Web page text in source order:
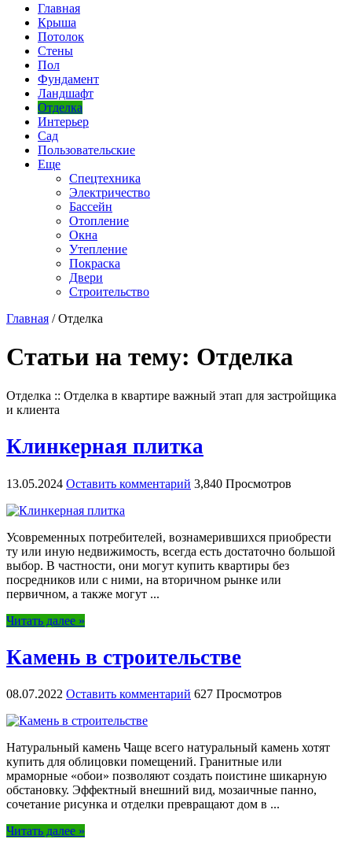
Главная
Крыша
Потолок
Стены
Пол
Фундамент
Ландшафт
Отделка
Интерьер
Сад
Пользовательские
Еще
Спецтехника
Электричество
Бассейн
Отопление
Окна
Утепление
Покраска
Двери
Строительство
Главная / Отделка
Статьи на тему: Отделка
Отделка :: Отделка в квартире важный этап для застройщика
и клиента
Клинкерная плитка
13.05.2024 Оставить комментарий 3,840 Просмотров
Усовременных потребителей, вознамерившихся приобрести
ту или иную недвижимость, всегда есть достаточно большой
выбор. В частности, они могут купить квартиры без
посредников или с ними, на вторичном рынке или
первичном, а также могут ...
Читать далее »
Камень в строительстве
08.07.2022 Оставить комментарий 627 Просмотров
Натуральный камень Чаще всего натуральный камень хотят
купить для облицовки помещений. Гранитные или
мраморные «обои» позволяют создать поистине шикарную
обстановку. Эффектный внешний вид, мозаичные панно,
сочетание рисунка и отделки превращают дом в ...
Читать далее »